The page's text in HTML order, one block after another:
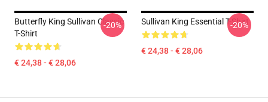
Butterfly King Sullivan Classic
T-Shirt
€ 24,38 - € 28,06
-20% Sullivan King Essential T-Shirt
€ 24,38 - € 28,06
-20%